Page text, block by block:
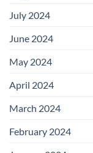
July 2024
June 2024
May 2024
April 2024
March 2024
February 2024